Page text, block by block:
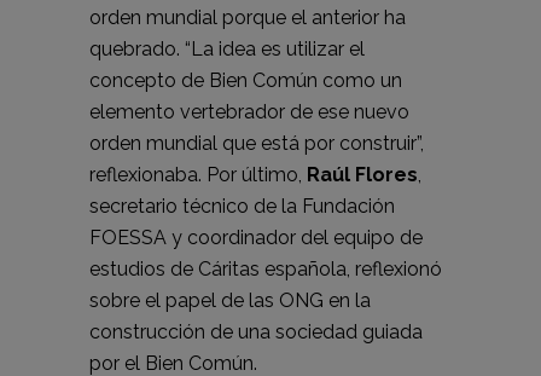
orden mundial porque el anterior ha
quebrado. “La idea es utilizar el
concepto de Bien Común como un
elemento vertebrador de ese nuevo
orden mundial que está por construir”,
reflexionaba. Por último, Raúl Flores,
secretario técnico de la Fundación
FOESSA y coordinador del equipo de
estudios de Cáritas española, reflexionó
sobre el papel de las ONG en la
construcción de una sociedad guiada
por el Bien Común.